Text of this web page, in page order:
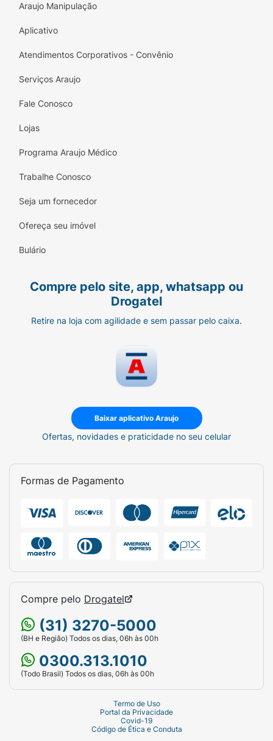
Araujo Manipulação
Aplicativo
Atendimentos Corporativos - Convênio
Serviços Araujo
Fale Conosco
Lojas
Programa Araujo Médico
Trabalhe Conosco
Seja um fornecedor
Ofereça seu imóvel
Bulário
Compre pelo site, app, whatsapp ou
Drogatel
Retire na loja com agilidade e sem passar pelo caixa.
Baixar aplicativo Araujo
Ofertas, novidades e praticidade no seu celular
Formas de Pagamento
Compre pelo Drogatel
(31) 3270-5000
(BH e Região) Todos os dias, 06h às 00h
0300.313.1010
(Todo Brasil) Todos os dias, 06h às 00h
Termo de Uso
Portal da Privacidade
Covid-19
Código de Ética e Conduta